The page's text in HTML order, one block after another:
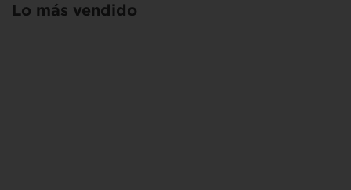
Lo más vendido